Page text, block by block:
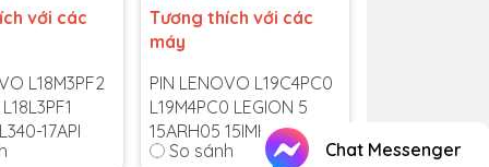
với các
L18M3PF2
17API
15API 17API
Tương thích với các
máy
PIN LENOVO L19C4PC0
L19M4PC0 LEGION 5
15ARH05 15IMH05
IDEAPAD Y550-14
So sánh Chat Messenger